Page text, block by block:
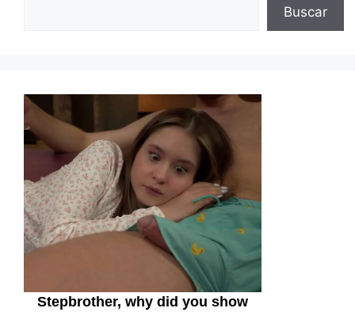
Buscar
Stepbrother, why did you show